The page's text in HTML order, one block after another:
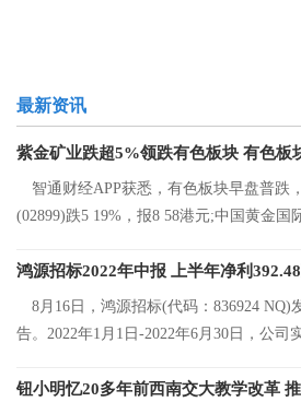
最新资讯
紫金矿业跌超5%领跌有色板块 有色板
智通财经APP获悉，有色板块早盘普跌
(02899)跌5 19%，报8 58港元;中国黄金国
鸿源招标2022年中报 上半年净利
8月16日，鸿源招标(代码：836924 NQ)
告。2022年1月1日-2022年6月30日，公司
钮小明忆20多年前西南交大教学改革